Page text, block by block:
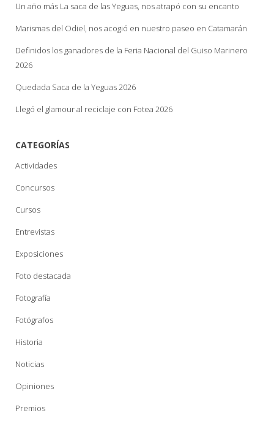
Un año más La saca de las Yeguas, nos atrapó con su encanto
Marismas del Odiel, nos acogió en nuestro paseo en Catamarán
Definidos los ganadores de la Feria Nacional del Guiso Marinero
2026
Quedada Saca de la Yeguas 2026
Llegó el glamour al reciclaje con Fotea 2026
CATEGORÍAS
Actividades
Concursos
Cursos
Entrevistas
Exposiciones
Foto destacada
Fotografía
Fotógrafos
Historia
Noticias
Opiniones
Premios